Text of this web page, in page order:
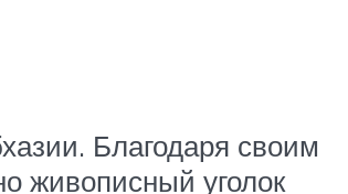
Благодаря своим
живописный уголок